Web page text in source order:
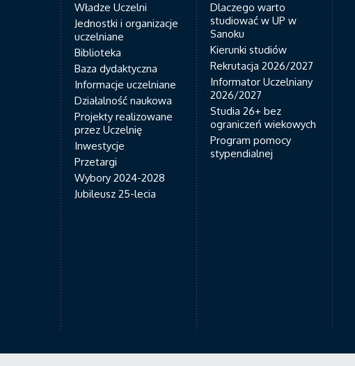
Władze Uczelni
Jednostki i organizacje
uczelniane
Biblioteka
Baza dydaktyczna
Informacje uczelniane
Działalność naukowa
Projekty realizowane
przez Uczelnię
Inwestycje
Przetargi
Wybory 2024-2028
Jubileusz 25-lecia
Dlaczego warto
studiować w UP w
Sanoku
Kierunki studiów
Rekrutacja 2026/2027
Informator Uczelniany
2026/2027
Studia 26+ bez
ograniczeń wiekowych
Program pomocy
stypendialnej